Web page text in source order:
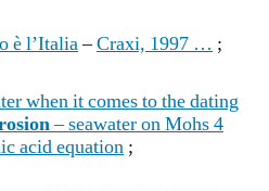
è l’Italia–Craxi, 1997 … ;
when it comes to the dating
– seawater on Mohs 4
acid equation ;